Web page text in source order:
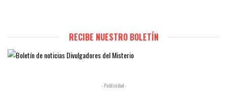
RECIBE NUESTRO BOLETÍN
- Publicidad -